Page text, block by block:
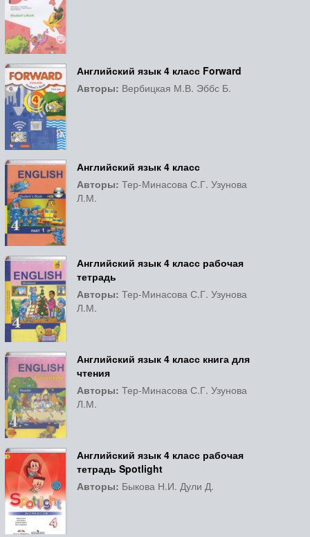
Английский язык 4 класс Forward
Авторы: Вербицкая М.В. Эббс Б.
Английский язык 4 класс
Авторы: Тер-Минасова С.Г. Узунова
Л.М.
Английский язык 4 класс рабочая
тетрадь
Авторы: Тер-Минасова С.Г. Узунова
Л.М.
Английский язык 4 класс книга для
чтения
Авторы: Тер-Минасова С.Г. Узунова
Л.М.
Английский язык 4 класс рабочая
тетрадь Spotlight
Авторы: Быкова Н.И. Дули Д.